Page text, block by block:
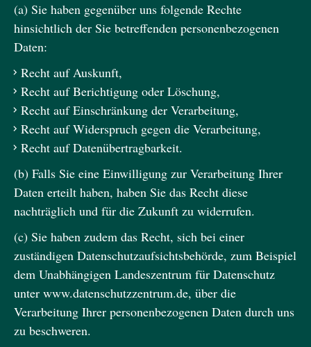
(a) Sie haben gegenüber uns folgende Rechte
hinsichtlich der Sie betreffenden personenbezogenen
Daten:
Recht auf Auskunft,
Recht auf Berichtigung oder Löschung,
Recht auf Einschränkung der Verarbeitung,
Recht auf Widerspruch gegen die Verarbeitung,
Recht auf Datenübertragbarkeit.
(b) Falls Sie eine Einwilligung zur Verarbeitung Ihrer
Daten erteilt haben, haben Sie das Recht diese
nachträglich und für die Zukunft zu widerrufen.
(c) Sie haben zudem das Recht, sich bei einer
zuständigen Datenschutzaufsichtsbehörde, zum Beispiel
dem Unabhängigen Landeszentrum für Datenschutz
unter www.datenschutzzentrum.de, über die
Verarbeitung Ihrer personenbezogenen Daten durch uns
zu beschweren.